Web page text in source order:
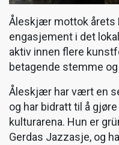
Åleskjær mottok årets
engasjement i det
aktiv innen flere
betagende stemme
Åleskjær har vært en
og har bidratt til å
kulturarena. Hun er
Gerdas Jazzasje, og